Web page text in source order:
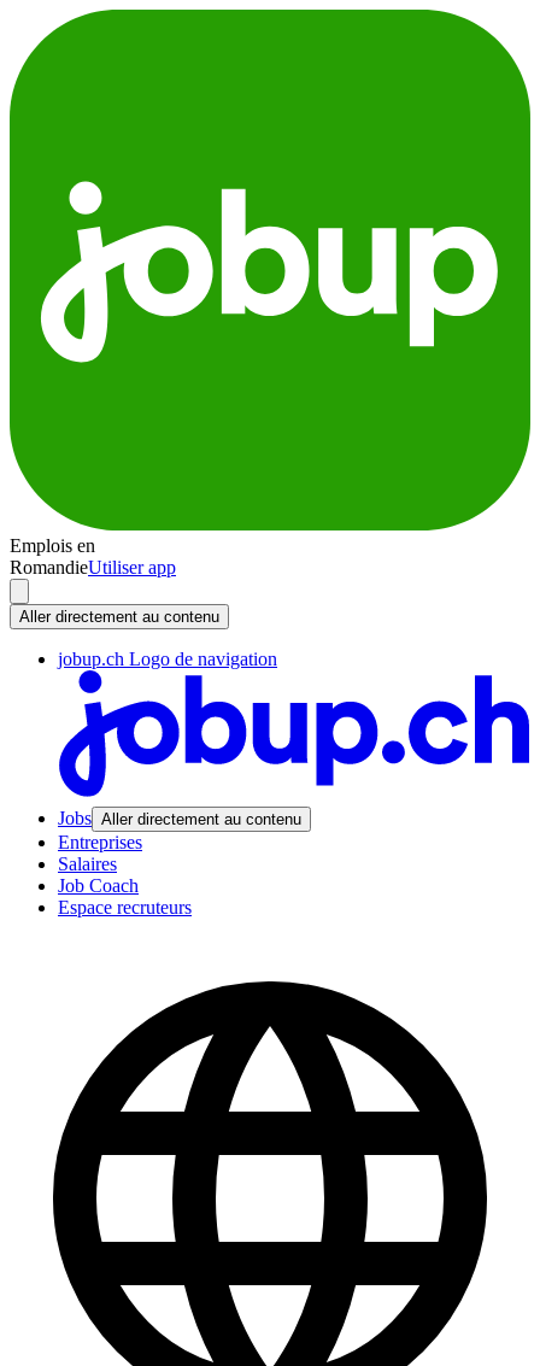
Emplois en
RomandieUtiliser app
Aller directement au contenu
jobup.ch Logo de navigation
Jobs Aller directement au contenu
Entreprises
Salaires
Job Coach
Espace recruteurs